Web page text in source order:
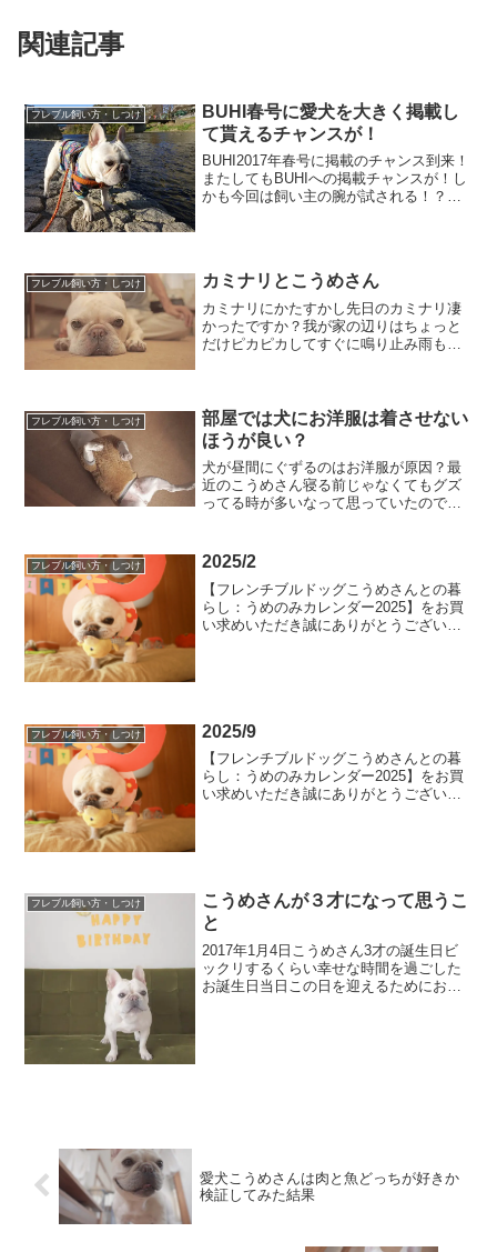
関連記事
フレブル飼い方・しつけ
BUHI春号に愛犬を大きく掲載し
て貰えるチャンスが！
BUHI2017年春号に掲載のチャンス到来！
またしてもBUHIへの掲載チャンスが！し
かも今回は飼い主の腕が試される！？だ
フレブル飼い方・しつけ カミナリとこうめさん
カミナリにかたすかし先日のカミナリ凄
かったですか？我が家の辺りはちょっと
だけピカピカしてすぐに鳴り止み雨もそ
リアクションをするのかバ...
フレブル飼い方・しつけ
部屋では犬にお洋服は着させない
ほうが良い？
犬が昼間にぐずるのはお洋服が原因？最
近のこうめさん寝る前じゃなくてもグズ
ってる時が多いなって思っていたので
とが多くなったのでちょっと動画に撮っ
フレブル飼い方・しつけ 2025/2
【フレンチブルドッグこうめさんとの暮
らし：うめのみカレンダー2025】をお買
い求めいただき誠にありがとうございま
フレブル飼い方・しつけ 2025/9
【フレンチブルドッグこうめさんとの暮
らし：うめのみカレンダー2025】をお買
い求めいただき誠にありがとうございま
フレブル飼い方・しつけ
こうめさんが３才になって思うこ
と
2017年1月4日こうめさん3才の誕生日ビ
ックリするくらい幸せな時間を過ごした
お誕生日当日この日を迎えるためにおヨ
愛犬こうめさんは肉と魚どっちが好きか
検証してみた結果